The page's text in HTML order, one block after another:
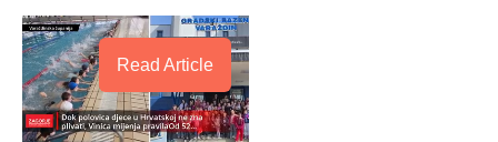
Read Article